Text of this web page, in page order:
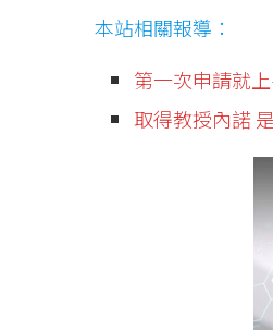
本站相關報導：
第一次申請就
取得教授內諾